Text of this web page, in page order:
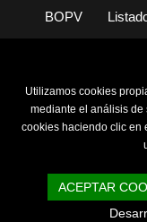
BOPV
Utilizamos cookies
mediante el análisis de
cookies haciendo clic en
ACEPTAR